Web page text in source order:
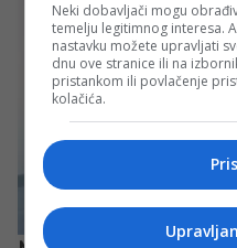
Neki dobavljači mogu
temelju legitimnog interesa.
nastavku možete upravljati
dnu ove stranice ili na
pristankom ili povlačenje
kolačića.